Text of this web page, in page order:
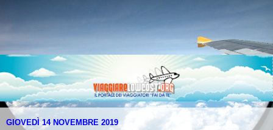
GIOVEDÌ 14 NOVEMBRE 2019